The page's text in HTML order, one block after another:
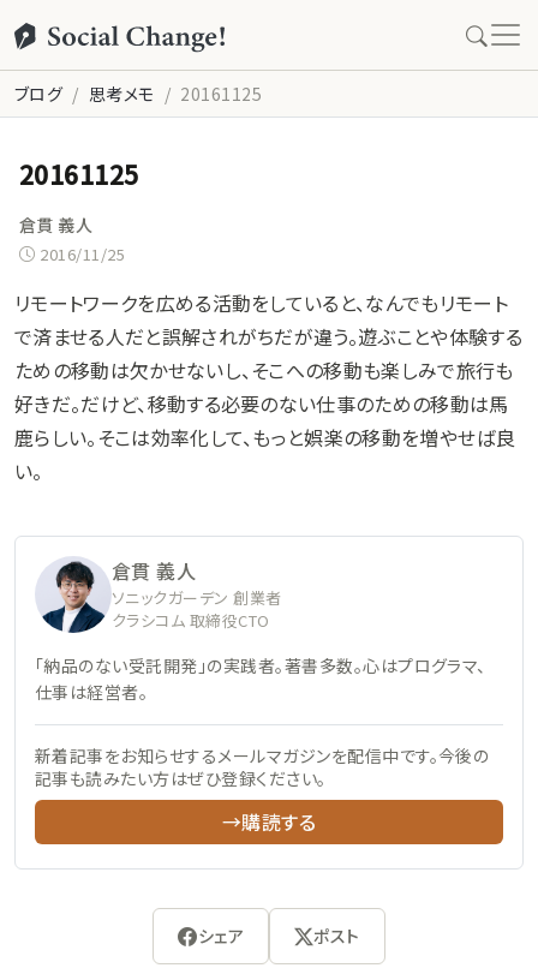
ブログ 思考メモ 20161125
20161125
倉貫 義人
2016/11/25
リモートワークを広める活動をしていると、なんでもリモート
で済ませる人だと誤解されがちだが違う。遊ぶことや体験する
ための移動は欠かせないし、そこへの移動も楽しみで旅行も
好きだ。だけど、移動する必要のない仕事のための移動は馬
鹿らしい。そこは効率化して、もっと娯楽の移動を増やせば良
い。
倉貫 義人
ソニックガーデン 創業者
クラシコム 取締役CTO
「納品のない受託開発」の実践者。著書多数。心はプログラマ、
仕事は経営者。
新着記事をお知らせするメールマガジンを配信中です。今後の
記事も読みたい方はぜひ登録ください。
→購読する
シェア ポスト